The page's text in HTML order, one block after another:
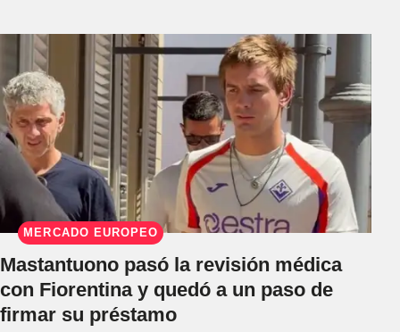
MERCADO EUROPEO
Mastantuono pasó la revisión médica
con Fiorentina y quedó a un paso de
firmar su préstamo